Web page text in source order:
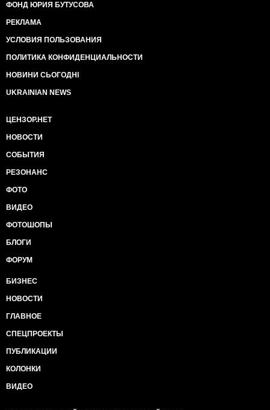
ФОНД ЮРИЯ БУТУСОВА
РЕКЛАМА
УСЛОВИЯ ПОЛЬЗОВАНИЯ
ПОЛИТИКА КОНФИДЕНЦИАЛЬНОСТИ
НОВИНИ СЬОГОДНІ
UKRAINIAN NEWS
ЦЕНЗОР.НЕТ
НОВОСТИ
СОБЫТИЯ
РЕЗОНАНС
ФОТО
ВИДЕО
ФОТОШОПЫ
БЛОГИ
ФОРУМ
БИЗНЕС
НОВОСТИ
ГЛАВНОЕ
СПЕЦПРОЕКТЫ
ПУБЛИКАЦИИ
КОЛОНКИ
ВИДЕО